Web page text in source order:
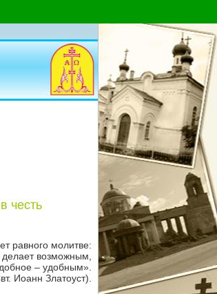
честь
равного молитве:
возможным,
– удобным».
Иоанн Златоуст).